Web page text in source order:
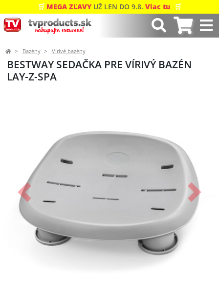
🛒 MEGA ZĽAVY UŽ LEN DO 9.8. Viac tu 🛒
Bazény Vírivé bazény
BESTWAY SEDAČKA PRE VÍRIVÝ BAZÉN
LAY-Z-SPA
Predchádzajúci Ďalší